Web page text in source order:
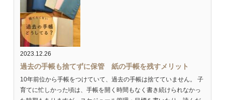
2023.12.26
過去の手帳も捨てずに保管 紙の手帳を残すメリット
10年前位から手帳をつけていて、過去の手帳は捨てていません。 子
育てに忙しかった頃は、手帳を開く時間もなく書き続けられなかっ